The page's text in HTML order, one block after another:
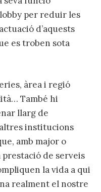
per reduir les
d’aquests
es troben sota
àrea i regió
També hi
llarg de
institucions
amb major o
de serveis
la vida a qui
realment el nostre